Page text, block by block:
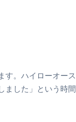
す。ハイローオース
ました」という時間